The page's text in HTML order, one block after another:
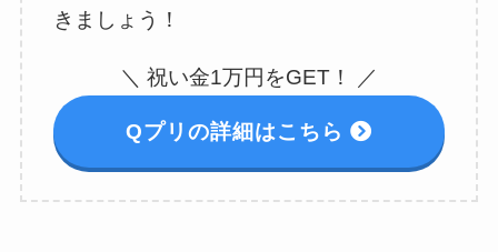
きましょう！
＼ 祝い金1万円をGET！ ／
Qプリの詳細はこちら